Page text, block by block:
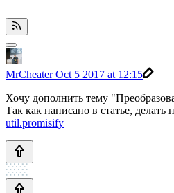
MrCheaterOct 5 2017 at 12:15
Хочу дополнить тему
Так как написано в статье,
util.promisify